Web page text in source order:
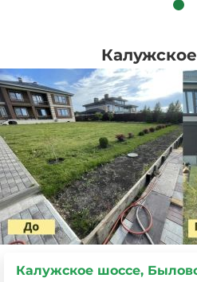
Калужское шоссе, Десна